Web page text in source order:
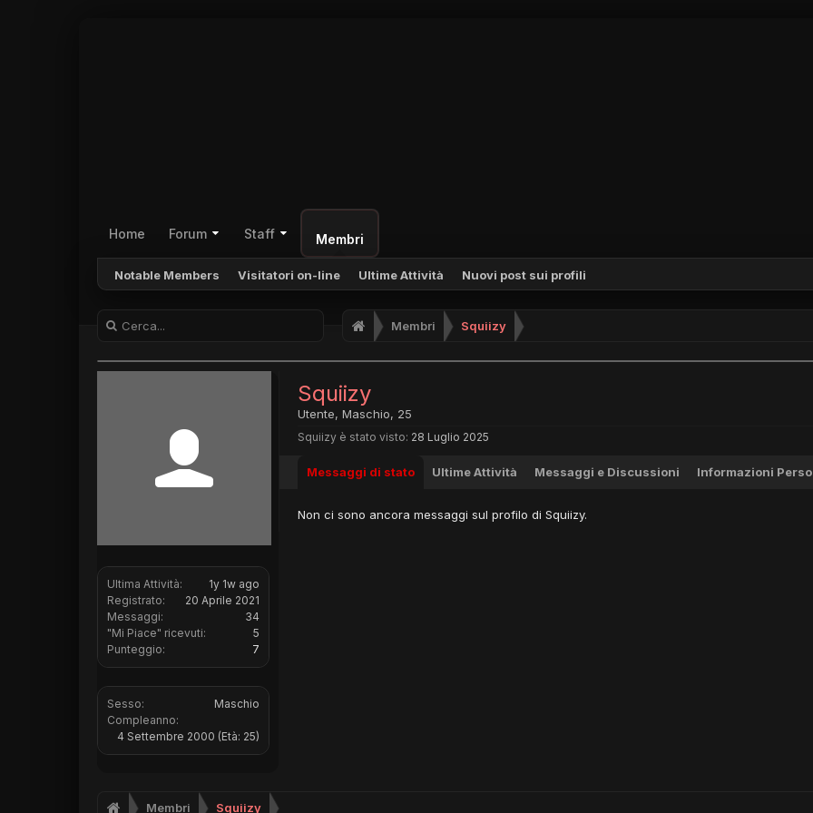
Home Forum Staff Membri
Notable Members Visitatori on-line Ultime Attività Nuovi post sui profili
Membri Squiizy
Ultima Attività:
1y 1w ago
Registrato:
20 Aprile 2021
Messaggi:
34
"Mi Piace" ricevuti:
5
Punteggio:
7
Sesso:
Maschio
Compleanno:
4 Settembre 2000 (Età: 25)
Squiizy
Utente, Maschio, 25
Squiizy è stato visto: 28 Luglio 2025
Messaggi di stato Ultime Attività Messaggi e Discussioni Informazioni
Non ci sono ancora messaggi sul profilo di Squiizy.
Membri Squiizy